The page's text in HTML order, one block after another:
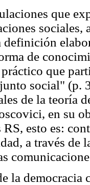
que
de
que
social" (p.
de la teoría
en su
RS, esto es:
a través de
la democracia